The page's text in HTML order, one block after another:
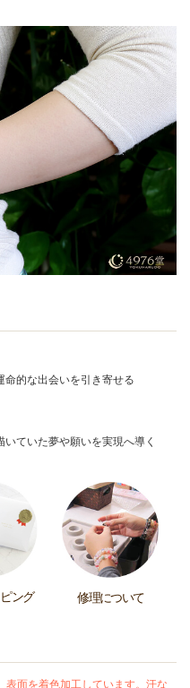
命的な出会いを引き寄せる
ていた夢や願いを実現へ導く
ング 修理について
面を着色加工しています。汗な